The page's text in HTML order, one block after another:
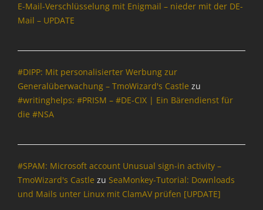
e
Tags
a
M
o
y
S
E-Mail-Verschlüsselung mit Enigmail – nieder mit der DE-
Mail – UPDATE
#DIPP: Mit personalisierter Werbung zur
Generalüberwachung – TmoWizard's Castle zu
#writinghelps: #PRISM – #DE-CIX | Ein Bärendienst für
die #NSA
#SPAM: Microsoft account Unusual sign-in activity –
TmoWizard's Castle zu SeaMonkey-Tutorial: Downloads
und Mails unter Linux mit ClamAV prüfen [UPDATE]